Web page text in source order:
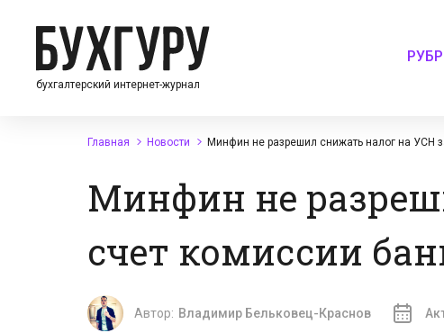
бухгалтерский интернет-журнал
Главная Новости Минфин не разрешил снижать налог на УСН
Минфин не
счет комиссии
Автор: Владимир Бельковец-Краснов